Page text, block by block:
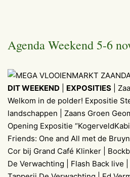
Agenda Weekend 5-6
DIT WEEKEND EXPOSITIES |
Welkom in de polder! Expositie
landschappen | Zaans Groen
Opening Expositie
Friends: One and All met de
Cor bij Grand Café Klinker |
De Verwachting | Flash Back live